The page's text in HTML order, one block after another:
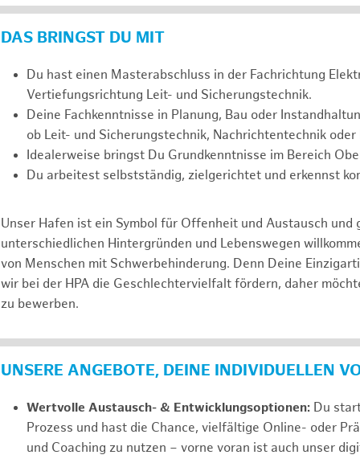
DAS BRINGST DU MIT
Du hast einen Masterabschluss in der Fachrichtung
Vertiefungsrichtung Leit- und Sicherungstechnik.
Deine Fachkenntnisse in Planung, Bau oder
ob Leit- und Sicherungstechnik, Nachrichtentechnik oder
Idealerweise bringst Du Grundkenntnisse im Bereich
Du arbeitest selbstständig, zielgerichtet und erkennst
Unser Hafen ist ein Symbol für Offenheit und Austausch und
unterschiedlichen Hintergründen und Lebenswegen
von Menschen mit Schwerbehinderung. Denn Deine
wir bei der HPA die Geschlechtervielfalt fördern, daher
zu bewerben.
UNSERE ANGEBOTE, DEINE INDIVIDUELLEN
Wertvolle Austausch- & Entwicklungsoptionen: Du
Prozess und hast die Chance, vielfältige Online- oder
und Coaching zu nutzen – vorne voran ist auch unser